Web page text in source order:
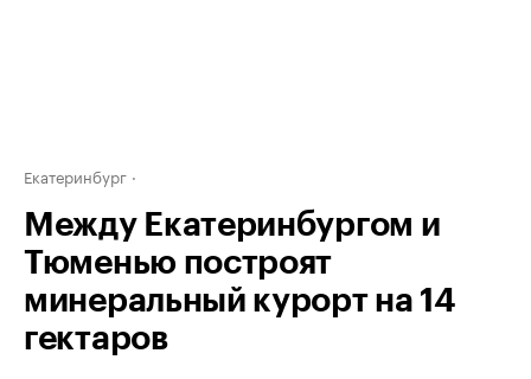
Екатеринбург
Между Екатеринбургом и
Тюменью построят
минеральный курорт на 14
гектаров